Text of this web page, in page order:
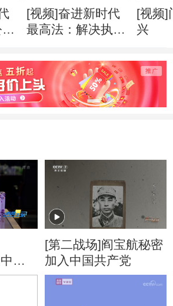
[视频]奋进新时代
最高法：解决执行
[视频]
兴
国
奶
[第二战场]阎宝航秘密
加入中国共产党